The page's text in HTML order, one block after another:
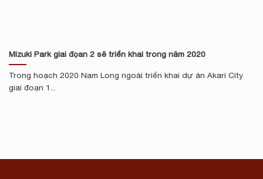
Mizuki Park giai đọan 2 sẽ triển khai trong năm 2020
Trong hoạch 2020 Nam Long ngoài triển khai dự án Akari City
giai đoạn 1...